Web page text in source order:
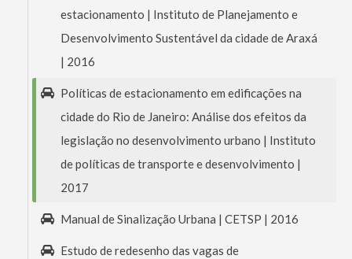
estacionamento | Instituto de Planejamento e
Desenvolvimento Sustentável da cidade de Araxá
| 2016
Políticas de estacionamento em edificações na
cidade do Rio de Janeiro: Análise dos efeitos da
legislação no desenvolvimento urbano | Instituto
de políticas de transporte e desenvolvimento |
2017
Manual de Sinalização Urbana | CETSP | 2016
Estudo de redesenho das vagas de